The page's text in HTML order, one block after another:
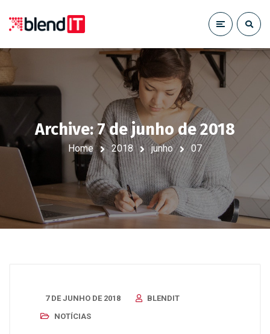
Archive: 7 de junho de 2018
Home 2018 junho 07
7 DE JUNHO DE 2018
BLENDIT
NOTÍCIAS